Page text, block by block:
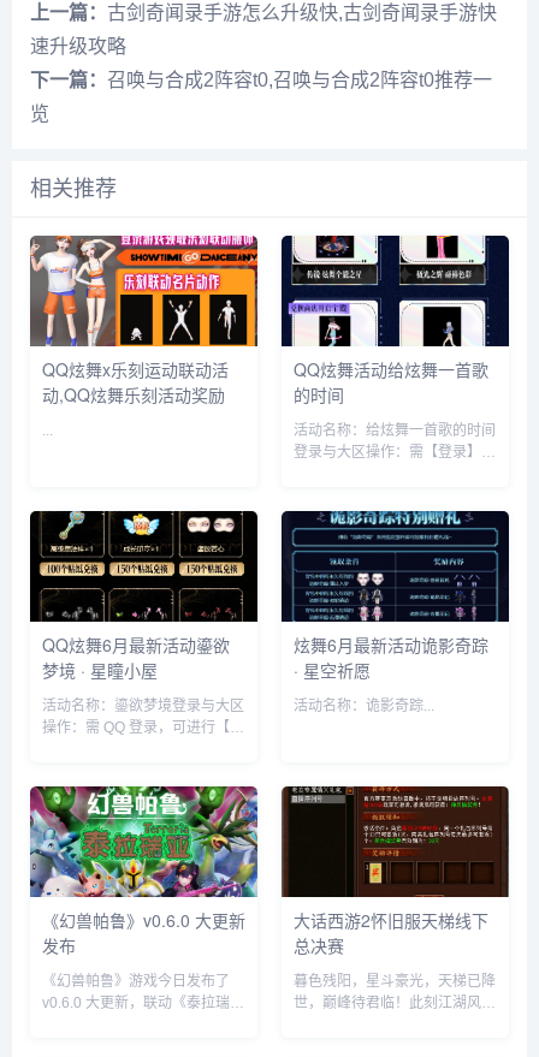
上一篇： 古剑奇闻录手游怎么升级快,古剑奇闻录手游快
速升级攻略
下一篇： 召唤与合成2阵容t0,召唤与合成2阵容t0推荐一
览
相关推荐
QQ炫舞x乐刻运动联动活
动,QQ炫舞乐刻活动奖励
QQ炫舞活动给炫舞一首歌
的时间
活动名称：给炫舞一首歌的时间
登录与大区操作：需【登录】，
2025 年 6 月 24 日 - 2025 年 8
月 7 日 活动内容...
QQ炫舞6月最新活动鎏欲
梦境 · 星瞳小屋
活动名称：鎏欲梦境登录与大区
操作：需 QQ 登录，可进行【绑
符输入器且赠送 1 次抽奖机
会。...
炫舞6月最新活动诡影奇踪
· 星空祈愿
活动名称：诡影奇踪...
《幻兽帕鲁》v0.6.0 大更新
发布
《幻兽帕鲁》游戏今日发布了
v0.6.0 大更新，联动《泰拉瑞
大话西游2怀旧服天梯线下
总决赛
暮色残阳，星斗豪光，天梯已降
世，巅峰待君临！此刻江湖风云